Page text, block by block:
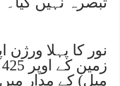
میل) کے مدار